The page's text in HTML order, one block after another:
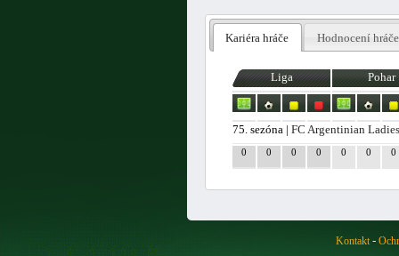
Kariéra hráče Hodnocení hráče
Liga Pohar
75. sezóna |FC Argentinian
0 0 0 0 0 0 0
Kontakt-